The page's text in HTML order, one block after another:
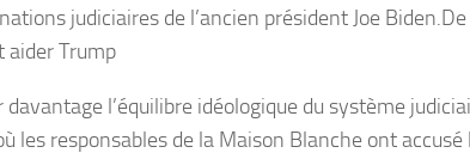
judiciaires de l’ancien président Joe
aider Trump
davantage l’équilibre idéologique du système
les responsables de la Maison Blanche ont